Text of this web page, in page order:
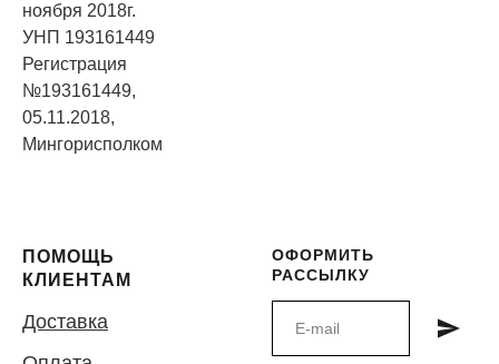
ноября 2018г.
УНП 193161449
Регистрация
№193161449,
05.11.2018,
Мингорисполком
ПОМОЩЬ
КЛИЕНТАМ
Доставка
ОФОРМИТЬ
РАССЫЛКУ